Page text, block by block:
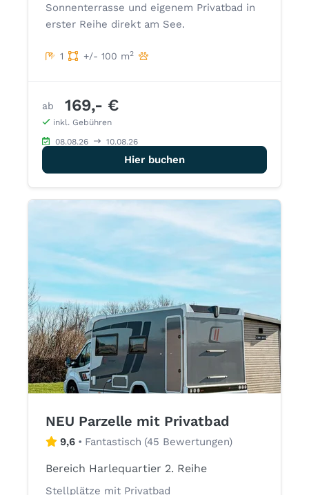
Sonnenterrasse und eigenem Privatbad in
erster Reihe direkt am See.
1 +/- 100 m2
ab 169,- €
inkl. Gebühren
08.08.26 10.08.26
Hier buchen
NEU Parzelle mit Privatbad
9,6 • Fantastisch (45 Bewertungen)
Bereich Harlequartier 2. Reihe
Stellplätze mit Privatbad